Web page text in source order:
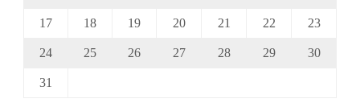
17 18 19 20 21 22 23
24 25 26 27 28 29 30
31